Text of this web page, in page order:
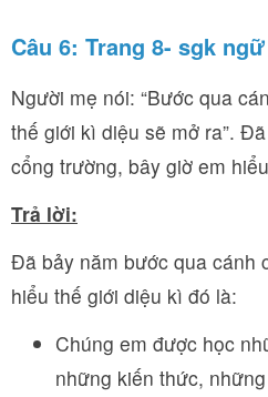
Câu 6: Trang 8- sgk
Người mẹ nói: “Bước qua
thế giới kì diệu sẽ mở ra”.
cổng trường, bây giờ em
Trả lời:
Đã bảy năm bước qua cánh
hiểu thế giới diệu kì đó là:
Chúng em được học
những kiến thức,